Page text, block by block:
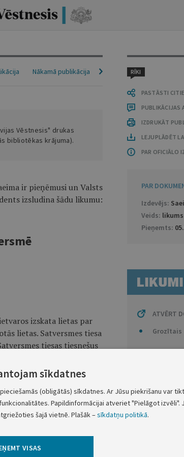
RĪKI
PASTĀSTI
PUBLIKĀCIJAS
IZDRUKĀT
LEJUPLĀDĒT
PAR OFICIĀLO
PAR
Izdevējs:
Veids: likums
Pieņemts:
ATVĒRT
Grozītais
Nākamā publikācija
Vēstnesis" drukas
bibliotēkas krājuma).
ir pieņēmusi un Valsts
izsludina šādu likumu:
izskata lietas par
lietas. Satversmes tiesa
tiesas tiesnešus
51 Saeimas locekļa
prezidents G.Ulmanis
sīkdatnes
(obligātās) sīkdatnes. Ar Jūsu piekrišanu var tikt
Papildinformācijai atveriet "Pielāgot izvēli".
šajā vietnē. Plašāk –sīkdatņu politikā.
VISAS